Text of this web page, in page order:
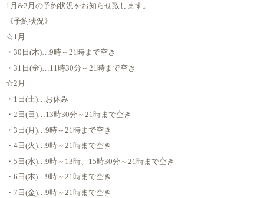
1月&2月の予約状況をお知らせ致します。
《予約状況》
☆1月
・30日(木)…9時～21時まで空き
・31日(金)…11時30分～21時まで空き
☆2月
・1日(土)…お休み
・2日(日)…13時30分～21時まで空き
・3日(月)…9時～21時まで空き
・4日(火)…9時～21時まで空き
・5日(水)…9時～13時、15時30分～21時まで空き
・6日(木)…9時～21時まで空き
・7日(金)…9時～21時まで空き